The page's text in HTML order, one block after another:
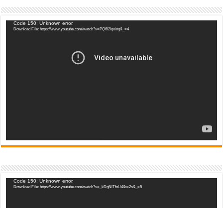
Video
Player
Code 150: Unknown error.
Download File: https://www.youtube.com/watch?v=PQ6l2Iqoing&_=4
Video
Player
Code 150: Unknown error.
Download File: https://www.youtube.com/watch?v=_kDgNlTfnU4&t=2s&_=5